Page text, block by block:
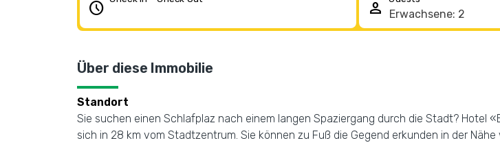
schedule person
Über diese Immobilie
Standort
Sie suchen einen Schlafplaz nach einem langen Spaziergang durch die Stadt? Hotel
sich in 28 km vom Stadtzentrum. Sie können zu Fuß die Gegend erkunden in der